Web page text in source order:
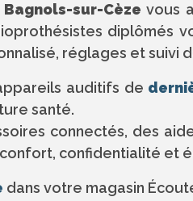
Bagnols-sur-Cèzevous
diplômés
réglages et suivi
auditifs de
santé.
connectés, des
confidentialité et
dans votre magasin